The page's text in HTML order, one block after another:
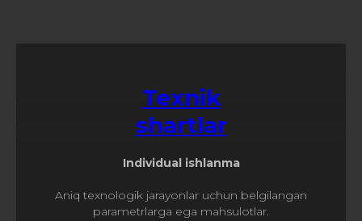
Texnik
shartlar
Individual ishlanma
Aniq texnologik jarayonlar uchun belgilangan
parametrlarga ega mahsulotlar.